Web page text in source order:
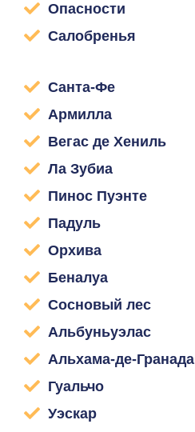
Опасности
Салобренья
Санта-Фе
Армилла
Вегас де Хениль
Ла Зубиа
Пинос Пуэнте
Падуль
Орхива
Беналуа
Сосновый лес
Альбуньуэлас
Альхама-де-Гранада
Гуальчо
Уэскар